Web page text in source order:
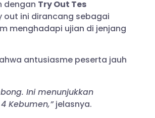
dengan Try Out Tes
out ini dirancang sebagai
menghadapi ujian di jenjang
antusiasme peserta jauh
Ini menunjukkan
Kebumen,”jelasnya.